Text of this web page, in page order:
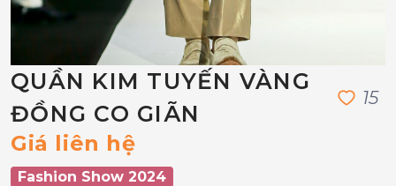
QUẦN KIM TUYẾN VÀNG
ĐỒNG CO GIÃN
15
Giá liên hệ
Fashion Show 2024